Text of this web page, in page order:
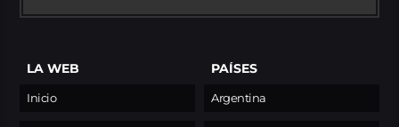
LA WEB
Inicio
PAÍSES
Argentina